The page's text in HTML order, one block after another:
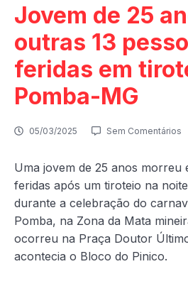
Jovem de 25
outras 13
feridas em
Pomba-MG
05/03/2025 Sem Comentários
Uma jovem de 25 anos morreu
feridas após um tiroteio na
durante a celebração do
Pomba, na Zona da Mata
ocorreu na Praça Doutor
acontecia o Bloco do Pinico.